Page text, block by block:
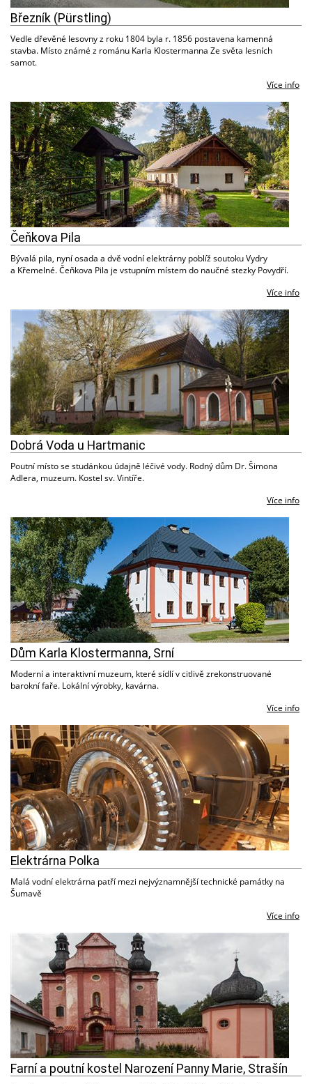
Březník (Pürstling)
Vedle dřevěné lesovny z roku 1804 byla r. 1856 postavena kamenná
stavba. Místo známé z románu Karla Klostermanna Ze světa lesních
samot.
Více info
Čeňkova Pila
Bývalá pila, nyní osada a dvě vodní elektrárny poblíž soutoku Vydry
a Křemelné. Čeňkova Pila je vstupním místem do naučné stezky Povydří.
Více info
Dobrá Voda u Hartmanic
Poutní místo se studánkou údajně léčivé vody. Rodný dům Dr. Šimona
Adlera, muzeum. Kostel sv. Vintíře.
Více info
Dům Karla Klostermanna, Srní
Moderní a interaktivní muzeum, které sídlí v citlivě zrekonstruované
barokní faře. Lokální výrobky, kavárna.
Více info
Elektrárna Polka
Malá vodní elektrárna patří mezi nejvýznamnější technické památky na
Šumavě
Více info
Farní a poutní kostel Narození Panny Marie, Strašín